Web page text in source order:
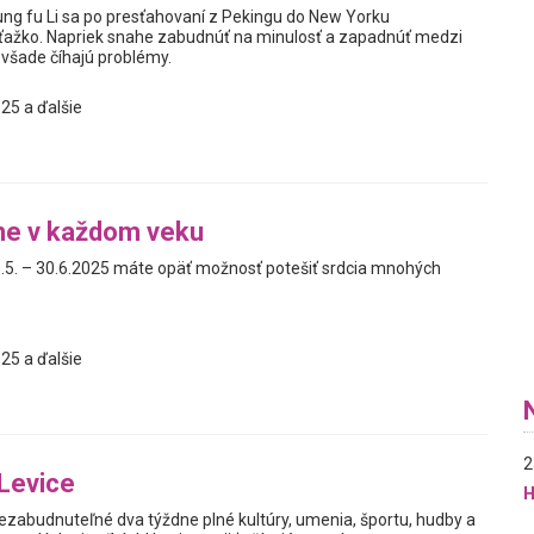
fu Li sa po presťahovaní z Pekingu do New Yorku
Napriek snahe zabudnúť na minulosť a zapadnúť medzi
číhajú problémy.
a ďalšie
v každom veku
– 30.6.2025 máte opäť možnosť potešiť srdcia mnohých
a ďalšie
dva týždne plné kultúry, umenia, športu, hudby a